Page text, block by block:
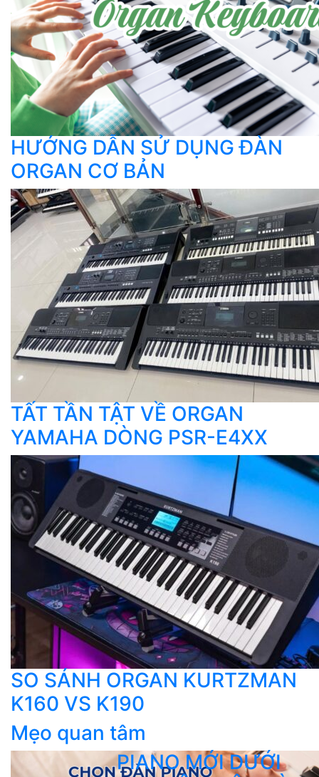
HƯỚNG DẪN SỬ DỤNG ĐÀN
ORGAN CƠ BẢN
TẤT TẦN TẬT VỀ ORGAN
YAMAHA DÒNG PSR-E4XX
SO SÁNH ORGAN KURTZMAN
K160 VS K190
Mẹo quan tâm
PIANO MỚI DƯỚI